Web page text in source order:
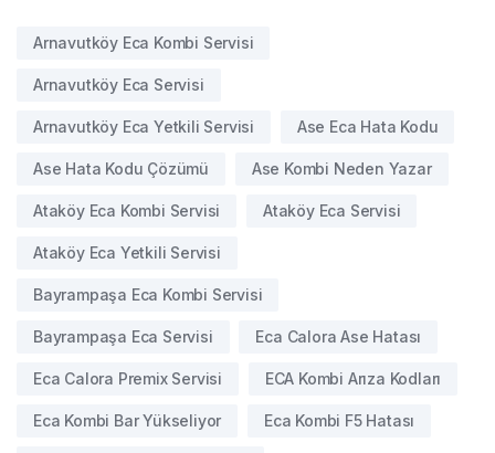
Arnavutköy Eca Kombi Servisi
Arnavutköy Eca Servisi
Arnavutköy Eca Yetkili Servisi Ase Eca Hata Kodu
Ase Hata Kodu Çözümü Ase Kombi Neden Yazar
Ataköy Eca Kombi Servisi Ataköy Eca Servisi
Ataköy Eca Yetkili Servisi
Bayrampaşa Eca Kombi Servisi
Bayrampaşa Eca Servisi Eca Calora Ase Hatası
Eca Calora Premix Servisi ECA Kombi Arıza Kodları
Eca Kombi Bar Yükseliyor Eca Kombi F5 Hatası